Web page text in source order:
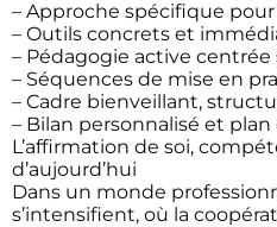
– Approche spécifique
– Outils concrets et
– Pédagogie active centrée
– Séquences de mise en
– Cadre bienveillant,
– Bilan personnalisé et
L’affirmation de soi,
d’aujourd’hui
Dans un monde
s’intensifient, où la